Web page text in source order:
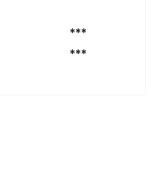
***
***